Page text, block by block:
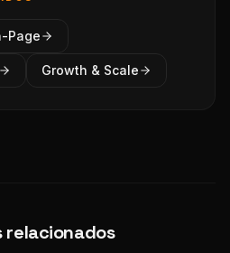
Page
Growth & Scale
relacionados